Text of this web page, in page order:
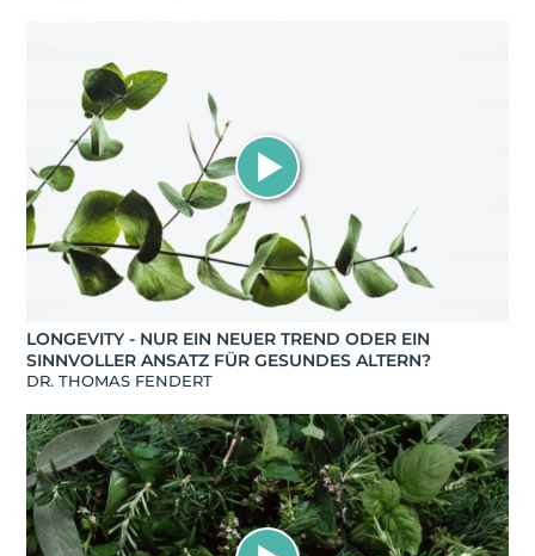
LONGEVITY - NUR EIN NEUER TREND ODER EIN
SINNVOLLER ANSATZ FÜR GESUNDES ALTERN?
DR. THOMAS FENDERT